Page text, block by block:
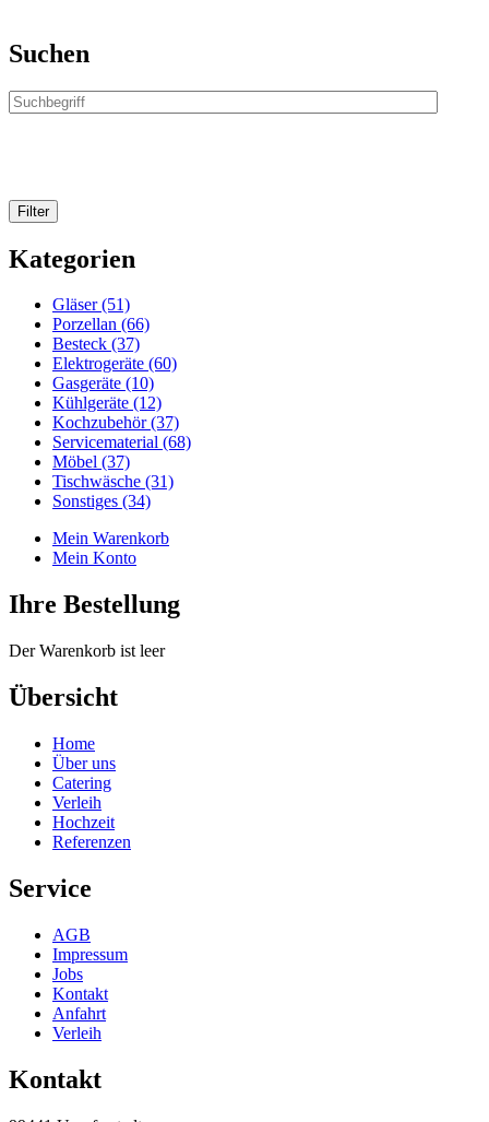
Suchen
Kategorien
Gläser (51)
Porzellan (66)
Besteck (37)
Elektrogeräte (60)
Gasgeräte (10)
Kühlgeräte (12)
Kochzubehör (37)
Servicematerial (68)
Möbel (37)
Tischwäsche (31)
Sonstiges (34)
Mein Warenkorb
Mein Konto
Ihre Bestellung
Der Warenkorb ist leer
Übersicht
Home
Über uns
Catering
Verleih
Hochzeit
Referenzen
Service
AGB
Impressum
Jobs
Kontakt
Anfahrt
Verleih
Kontakt